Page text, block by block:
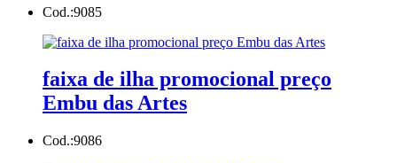
Cod.:9085
faixa de ilha promocional preço
Embu das Artes
Cod.:9086